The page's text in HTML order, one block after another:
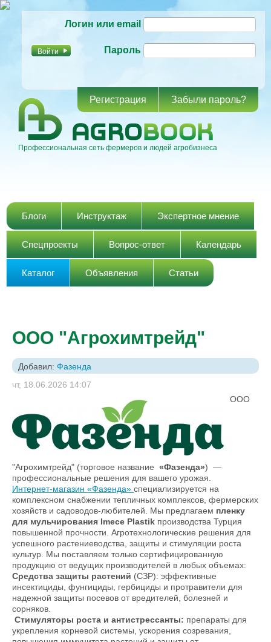
основному
Логин или email
Пароль
Регистрация Забыли пароль?
Профессиональная сеть фермеров и людей агробизнеса
Главное меню
Блоги Инструктаж Экспертное мнение
Спецпроекты Вопрос-ответ Календарь
Каталог Объявления Статьи
ООО "Агрохимтрейд"
Добавил: Фазенда
чт, 18.06.2026 14:07
ООО
"Агрохимтрейд" (торговое название «Фазенда») —
профессиональные решения для вашего урожая.
Интернет-магазин «Фазенда» специализируется на
комплексном снабжении тепличных комплексов, фермерских
хозяйств и садоводов-любителей. Мы предлагаем пленку
для мульчирования Imece Plastik производства Турция
повышенной прочности. Агротехнологические решения для
успешного растениеводства, защиты и стимуляции роста
культур. Мы поставляем только сертифицированную
продукцию от ведущих производителей в любых объемах:
Средства защиты растений (СЗР): эффективные
инсектициды, фунгициды, гербициды и протравители для
надежной защиты посевов от вредителей, болезней и
сорняков.
Стимуляторы роста и антистрессанты: препараты для
укрепления корневой системы, ускорения созревания,